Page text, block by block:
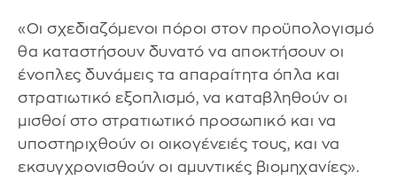
«Οι σχεδιαζόμενοι πόροι στον προϋπολογισμό
θα καταστήσουν δυνατό να αποκτήσουν οι
ένοπλες δυνάμεις τα απαραίτητα όπλα και
στρατιωτικό εξοπλισμό, να καταβληθούν οι
μισθοί στο στρατιωτικό προσωπικό και να
υποστηριχθούν οι οικογένειές τους, και να
εκσυγχρονισθούν οι αμυντικές βιομηχανίες».